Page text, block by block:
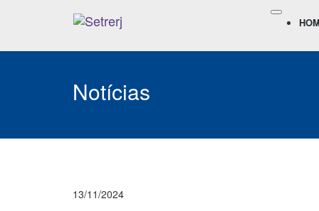
Notícias
13/11/2024